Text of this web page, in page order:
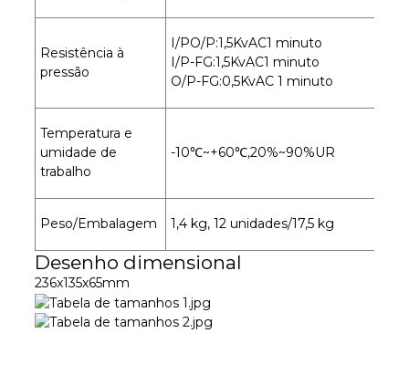
Resistência à
pressão
I/PO/P:1,5KvAC1 minuto
I/P-FG:1,5KvAC1 minuto
O/P-FG:0,5KvAC 1 minuto
Temperatura e
umidade de
trabalho
-10℃~+60℃,20%~90%UR
Peso/Embalagem 1,4 kg, 12 unidades/17,5 kg
Desenho dimensional
236x135x65mm